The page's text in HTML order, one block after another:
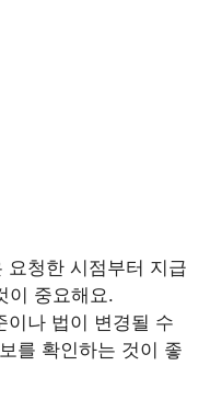
요청한 시점부터 지급
이 중요해요.
이나 법이 변경될 수
를 확인하는 것이 좋